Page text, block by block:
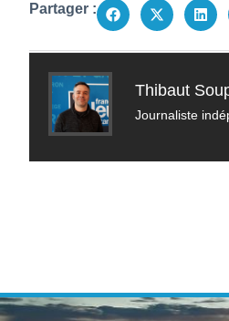
Partager :
Thibaut
Journaliste